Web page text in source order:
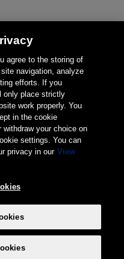
agree to the storing of
navigation, analyze
efforts. If you
only place strictly
work properly. You
in the cookie
your choice on
settings. You can
privacy in our View